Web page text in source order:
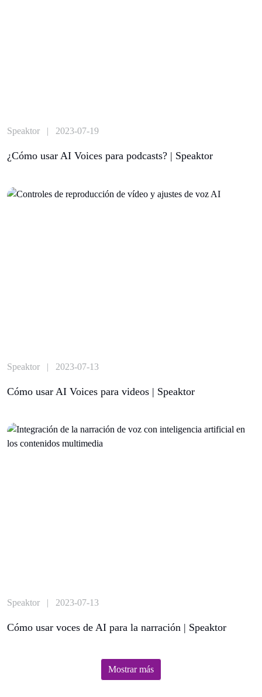
Speaktor | 2023-07-19
¿Cómo usar AI Voices para podcasts? | Speaktor
Speaktor | 2023-07-13
Cómo usar AI Voices para videos | Speaktor
Speaktor | 2023-07-13
Cómo usar voces de AI para la narración | Speaktor
Mostrar más